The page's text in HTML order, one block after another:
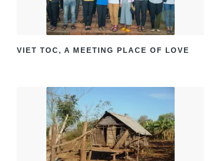
VIET TOC, A MEETING PLACE OF LOVE